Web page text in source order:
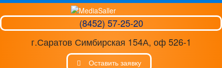
(8452) 57-25-20
г.Саратов Симбирская 154А, оф 526-1
Оставить заявку